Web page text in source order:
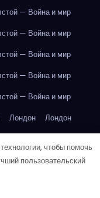
— Война и мир
— Война и мир
— Война и мир
— Война и мир
— Война и мир
Лондон
Лондон
Лондон
Лондон
чтобы помочь
пользовательский